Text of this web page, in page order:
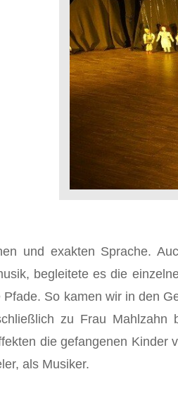
und exakten Sprache.
begleitete es die
So kamen wir in den
zu Frau Mahlzahn
die gefangenen
als Musiker.